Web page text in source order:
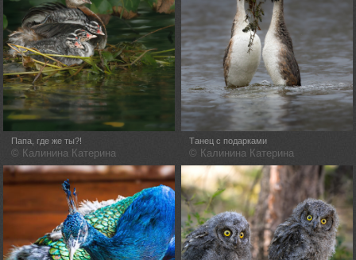
Папа, где же ты?!
© Калинина Катерина
Танец с подарками
© Калинина Катерина